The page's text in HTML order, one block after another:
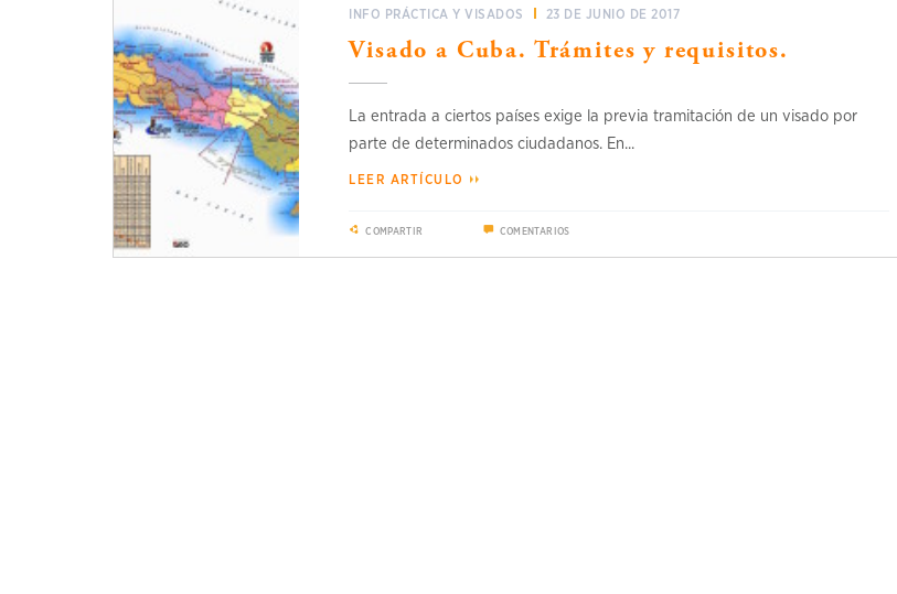
INFO PRÁCTICA Y VISADOS 23 DE JUNIO DE 2017
Visado a Cuba. Trámites y requisitos.
La entrada a ciertos países exige la previa tramitación de un visado por
parte de determinados ciudadanos. En...
LEER ARTÍCULO
COMPARTIR COMENTARIOS